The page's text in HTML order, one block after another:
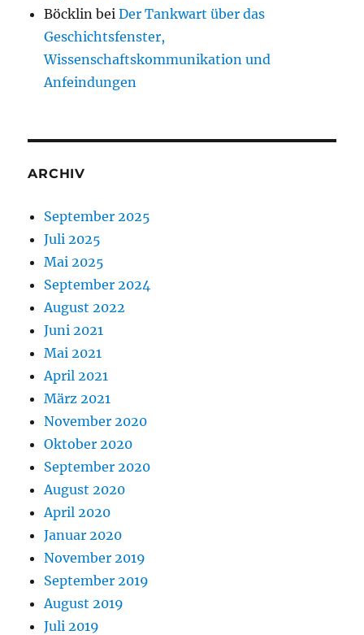
Böcklin beiDer Tankwart über das
Geschichtsfenster,
Wissenschaftskommunikation und
Anfeindungen
ARCHIV
September 2025
Juli 2025
Mai 2025
September 2024
August 2022
Juni 2021
Mai 2021
April 2021
März 2021
November 2020
Oktober 2020
September 2020
August 2020
April 2020
Januar 2020
November 2019
September 2019
August 2019
Juli 2019